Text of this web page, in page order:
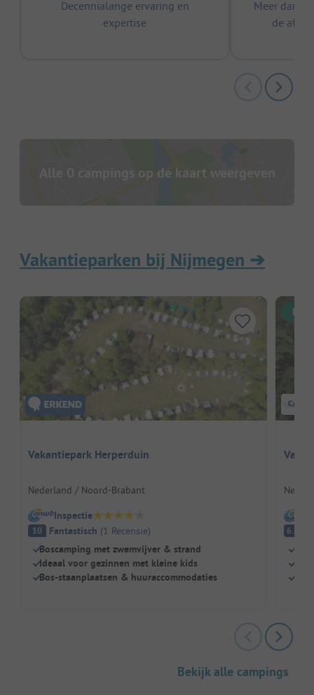
Decennialange ervaring en
expertise
Meer dan
de
Alle 0 campings op de kaart weergeven
Vakantieparken bij Nijmegen ➔
Vakantiepark Herperduin
Nederland / Noord-Brabant
Inspectie
10 Fantastisch (1 Recensie)
Boscamping met zwemvijver & strand
Ideaal voor gezinnen met kleine kids
Bos-staanplaatsen & huuraccommodaties
6.8
Bekijk alle campings